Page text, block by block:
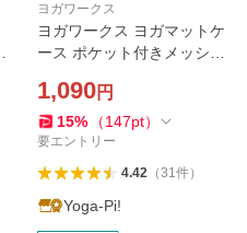
ヨガワークス
ヨガワークス ヨガマットケ
ース ポケット付きメッシュ
しゃれ ヨガマットバッグ メ
ッシュ バッグ ヨガ yogawor
ks
1,090円
15% （147pt）
要エントリー
4.42（31件）
Yoga-Pi!